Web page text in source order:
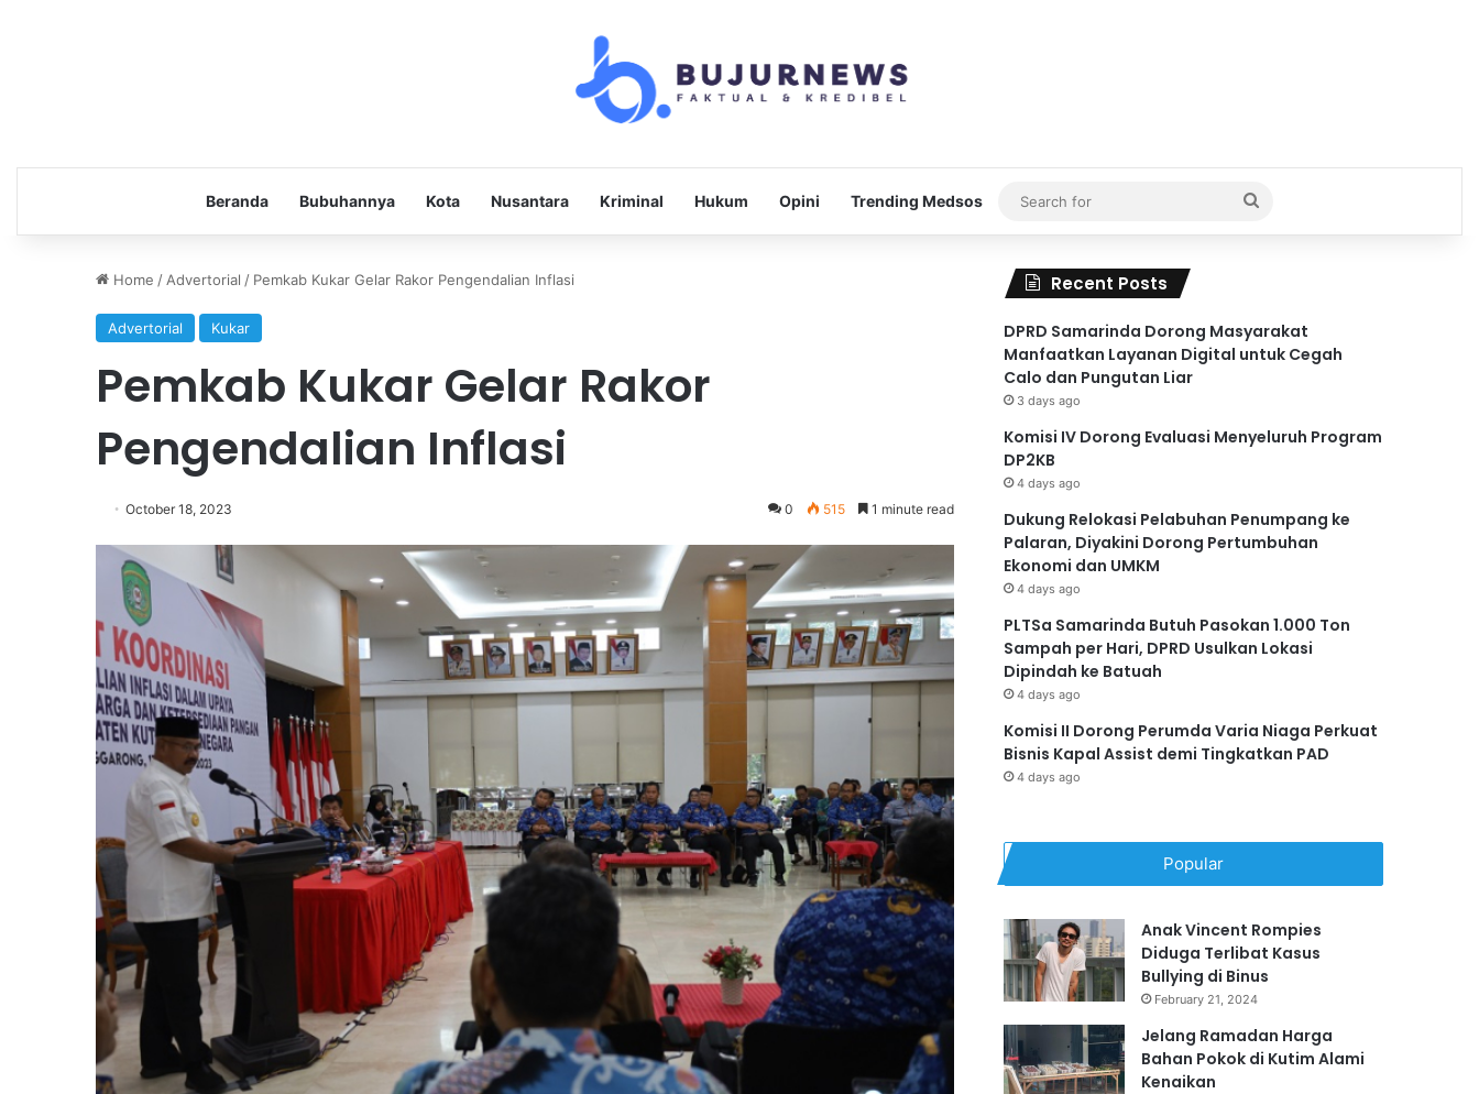
Beranda Bubuhannya Kota Nusantara Kriminal Hukum Opini Trending Medsos
Search
for
Home / Advertorial / Pemkab Kukar Gelar Rakor Pengendalian Inflasi
Advertorial Kukar
Pemkab Kukar Gelar Rakor
Pengendalian Inflasi
October 18, 2023 0 515 1 minute read
Recent Posts
DPRD Samarinda Dorong Masyarakat
Manfaatkan Layanan Digital untuk Cegah
Calo dan Pungutan Liar
3 days ago
Komisi IV Dorong Evaluasi Menyeluruh Program
DP2KB
4 days ago
Dukung Relokasi Pelabuhan Penumpang ke
Palaran, Diyakini Dorong Pertumbuhan
Ekonomi dan UMKM
4 days ago
PLTSa Samarinda Butuh Pasokan 1.000 Ton
Sampah per Hari, DPRD Usulkan Lokasi
Dipindah ke Batuah
4 days ago
Komisi II Dorong Perumda Varia Niaga Perkuat
Bisnis Kapal Assist demi Tingkatkan PAD
4 days ago
Popular
Anak Vincent Rompies
Diduga Terlibat Kasus
Bullying di Binus
February 21, 2024
Jelang Ramadan Harga
Bahan Pokok di Kutim Alami
Kenaikan